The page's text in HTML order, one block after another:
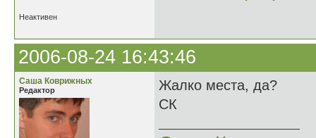
Неактивен
2006-08-24 16:43:46
Саша Коврижных
Редактор
Жалко места, да?
СК